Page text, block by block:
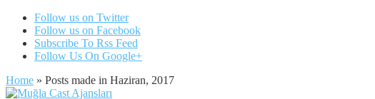
Follow us on Twitter
Follow us on Facebook
Subscribe To Rss Feed
Follow Us On Google+
Home » Posts made in Haziran, 2017